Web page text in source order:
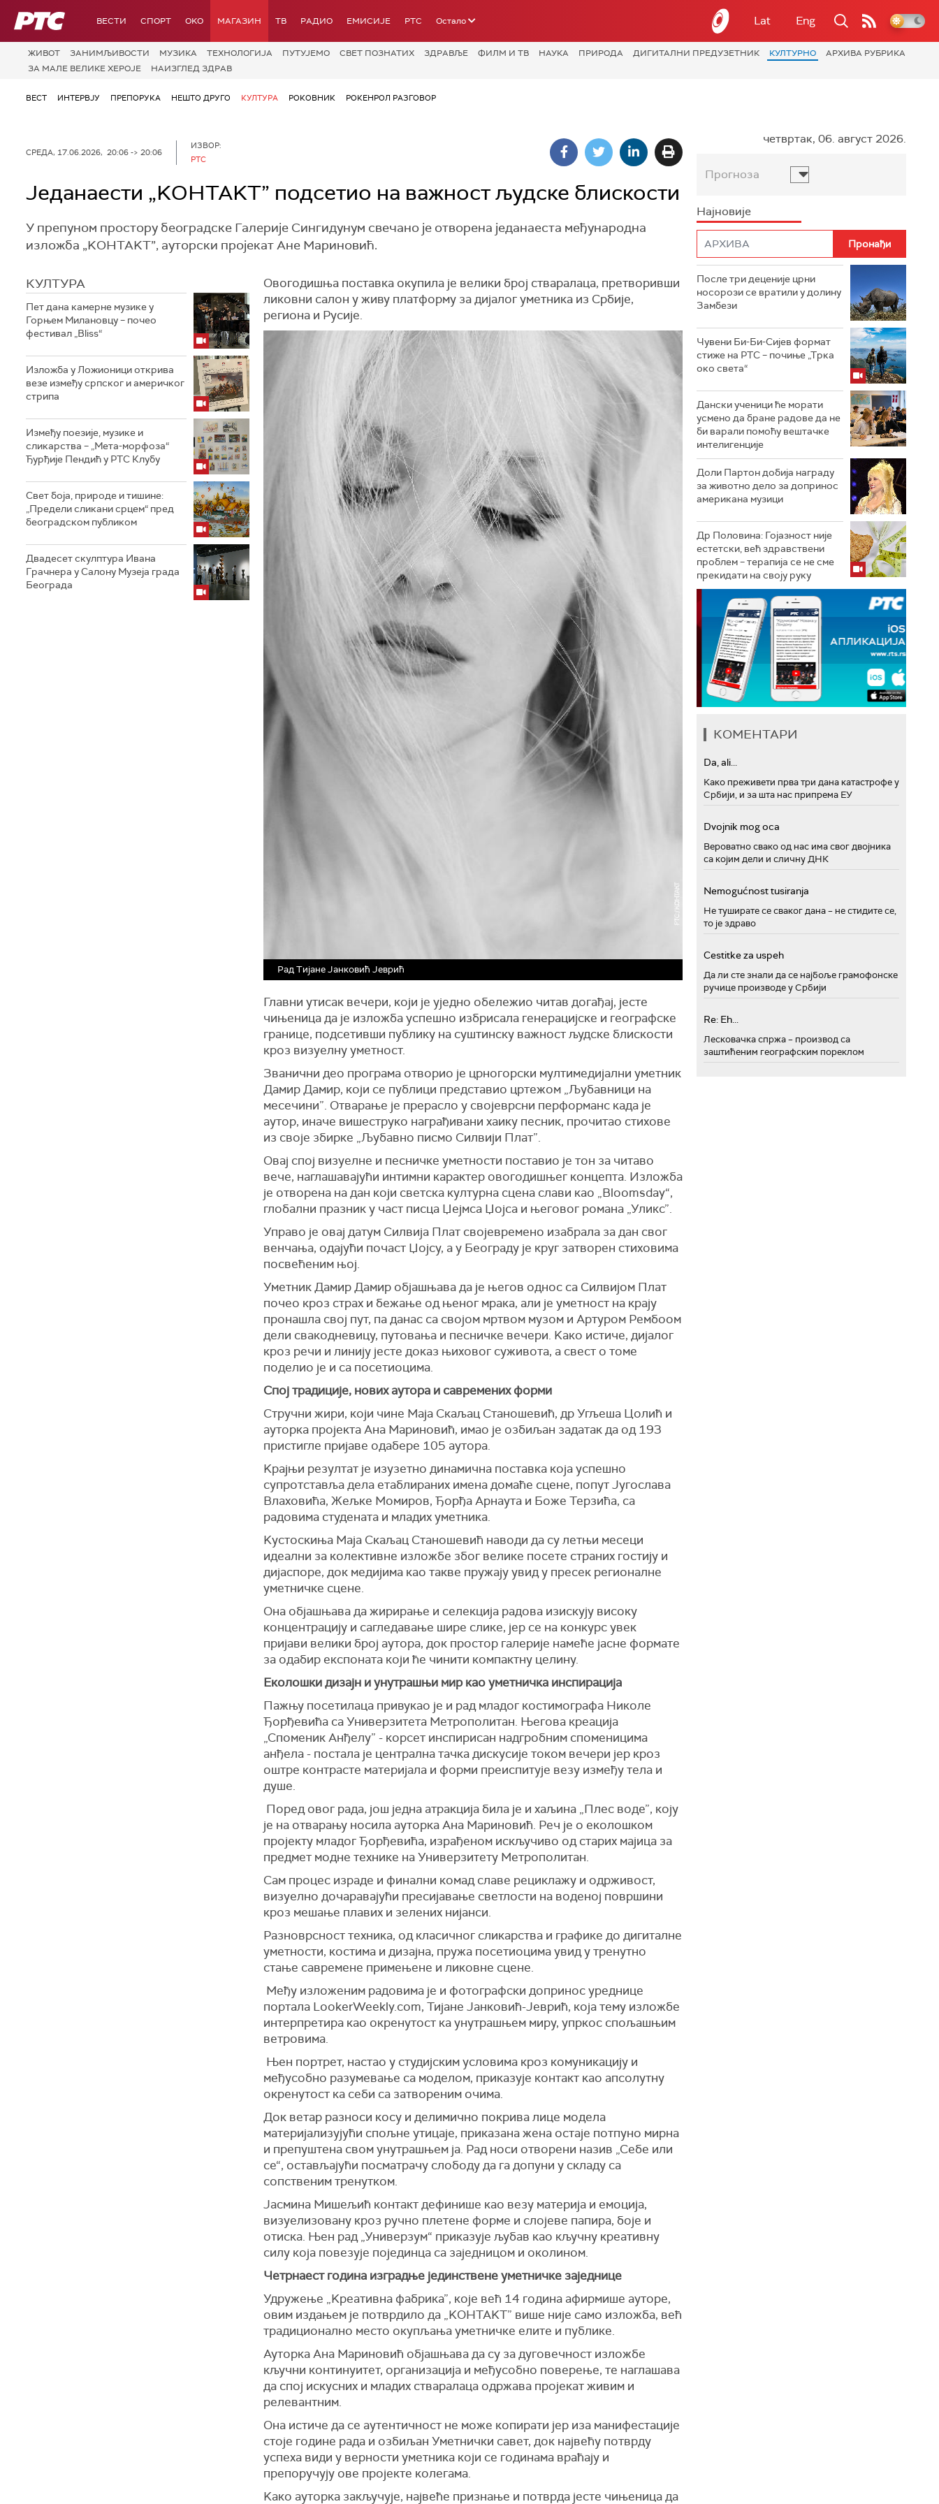
РТС ВЕСТИ СПОРТ OKO МАГАЗИН ТВ РАДИО ЕМИСИЈЕ РТС Остало Lat Eng
ЖИВОТ ЗАНИМЉИВОСТИ МУЗИКА ТЕХНОЛОГИЈA ПУТУЈЕМО СВЕТ ПОЗНАТИХ ЗДРАВЉЕ ФИЛМ И ТВ НАУКА ПРИРОДА ДИГИТАЛНИ ПРЕДУЗЕТНИК КУЛТУРНО
АРХИВА РУБРИКА
ЗА МАЛЕ ВЕЛИКЕ ХЕРОЈЕ
НАИЗГЛЕД ЗДРАВ
ВЕСТ ИНТЕРВЈУ ПРЕПОРУКА НЕШТО ДРУГО КУЛТУРА РОКОВНИК РОКЕНРОЛ РАЗГОВОР
СРЕДА, 17.06.2026, 20:06 -> 20:06
ИЗВОР:
PTC
Једанаести „KОНТАKТ” подсетио на важност људске блискости
У препуном простору београдске Галерије Сингидунум свечано је отворена једанаеста међународна
изложба „KОНТАKТ”, ауторски пројекат Ане Мариновић.
КУЛТУРА
Пет дана камерне музике у
Горњем Милановцу – почео
фестивал „Bliss“
Изложба у Ложионици открива
везе између српског и америчког
стрипа
Између поезије, музике и
сликарства – „Мета-морфоза“
Ђурђије Пендић у РТС Клубу
Свет боја, природе и тишине:
„Предели сликани срцем“ пред
београдском публиком
Двадесет скулптура Ивана
Грачнера у Салону Музеја града
Београда
Овогодишња поставка окупила је велики број стваралаца, претворивши
ликовни салон у живу платформу за дијалог уметника из Србије,
региона и Русије.
Рад Тијане Јанковић Јеврић
Главни утисак вечери, који је уједно обележио читав догађај, јесте
чињеница да је изложба успешно избрисала генерацијске и географске
границе, подсетивши публику на суштинску важност људске блискости
кроз визуелну уметност.
Званични део програма отворио је црногорски мултимедијални уметник
Дамир Дамир, који се публици представио цртежом „Љубавници на
месечини”. Отварање је прерасло у својеврсни перформанс када је
аутор, иначе вишеструко награђивани хаику песник, прочитао стихове
из своје збирке „Љубавно писмо Силвији Плат”.
Овај спој визуелне и песничке уметности поставио је тон за читаво
вече, наглашавајући интимни карактер овогодишњег концепта. Изложба
је отворена на дан који светска културна сцена слави као „Bloomsday“,
глобални празник у част писца Џејмса Џојса и његовог романа „Уликс”.
Управо је овај датум Силвија Плат својевремено изабрала за дан свог
венчања, одајући почаст Џојсу, а у Београду је круг затворен стиховима
посвећеним њој.
Уметник Дамир Дамир објашњава да је његов однос са Силвијом Плат
почео кроз страх и бежање од њеног мрака, али је уметност на крају
пронашла свој пут, па данас са својом мртвом музом и Артуром Рембоом
дели свакодневицу, путовања и песничке вечери. Kако истиче, дијалог
кроз речи и линију јесте доказ њиховог суживота, а свест о томе
поделио је и са посетиоцима.
Спој традиције, нових аутора и савремених форми
Стручни жири, који чине Маја Скаљац Станошевић, др Угљеша Цолић и
ауторка пројекта Ана Мариновић, имао је озбиљан задатак да од 193
пристигле пријаве одабере 105 аутора.
Kрајњи резултат је изузетно динамична поставка која успешно
супротставља дела етаблираних имена домаће сцене, попут Југослава
Влаховића, Жељке Момиров, Ђорђа Арнаута и Боже Терзића, са
радовима студената и младих уметника.
Kустоскиња Маја Скаљац Станошевић наводи да су летњи месеци
идеални за колективне изложбе због велике посете страних гостију и
дијаспоре, док медијима као такве пружају увид у пресек регионалне
уметничке сцене.
Она објашњава да жирирање и селекција радова изискују високу
концентрацију и сагледавање шире слике, јер се на конкурс увек
пријави велики број аутора, док простор галерије намеће јасне формате
за одабир експоната који ће чинити компактну целину.
Еколошки дизајн и унутрашњи мир као уметничка инспирација
Пажњу посетилаца привукао је и рад младог костимографа Николе
Ђорђевића са Универзитета Метрополитан. Његова креација
„Споменик Анђелу” - корсет инспирисан надгробним споменицима
анђела - постала је централна тачка дискусије током вечери јер кроз
оштре контрасте материјала и форми преиспитује везу између тела и
душе.
Поред овог рада, још једна атракција била је и хаљина „Плес воде”, коју
је на отварању носила ауторка Ана Мариновић. Реч је о еколошком
пројекту младог Ђорђевића, израђеном искључиво од старих мајица за
предмет модне технике на Универзитету Метрополитан.
Сам процес израде и финални комад славе рециклажу и одрживост,
визуелно дочаравајући пресијавање светлости на воденој површини
кроз мешање плавих и зелених нијанси.
Разноврсност техника, од класичног сликарства и графике до дигиталне
уметности, костима и дизајна, пружа посетиоцима увид у тренутно
стање савремене примењене и ликовне сцене.
Међу изложеним радовима је и фотографски допринос уреднице
портала LookerWeekly.com, Тијане Јанковић-Јеврић, која тему изложбе
интерпретира као окренутост ка унутрашњем миру, упркос спољашњим
ветровима.
Њен портрет, настао у студијским условима кроз комуникацију и
међусобно разумевање са моделом, приказује контакт као апсолутну
окренутост ка себи са затвореним очима.
Док ветар разноси косу и делимично покрива лице модела
материјализујући спољне утицаје, приказана жена остаје потпуно мирна
и препуштена свом унутрашњем ја. Рад носи отворени назив „Себе или
се“, остављајући посматрачу слободу да га допуни у складу са
сопственим тренутком.
Јасмина Мишељић контакт дефинише као везу материја и емоција,
визуелизовану кроз ручно плетене форме и слојеве папира, боје и
отиска. Њен рад „Универзум“ приказује љубав као кључну креативну
силу која повезује појединца са заједницом и околином.
Четрнаест година изградње јединствене уметничке заједнице
Удружење „Kреативна фабрика”, које већ 14 година афирмише ауторе,
овим издањем је потврдило да „KОНТАKТ” више није само изложба, већ
традиционално место окупљања уметничке елите и публике.
Ауторка Ана Мариновић објашњава да су за дуговечност изложбе
кључни континуитет, организација и међусобно поверење, те наглашава
да спој искусних и младих стваралаца одржава пројекат живим и
релевантним.
Она истиче да се аутентичност не може копирати јер иза манифестације
стоје године рада и озбиљан Уметнички савет, док највећу потврду
успеха види у верности уметника који се годинама враћају и
препоручују ове пројекте колегама.
Kако ауторка закључује, највеће признање и потврда јесте чињеница да
четвртак, 06. август 2026.
Прогноза
Најновије
После три деценије црни
носорози се вратили у долину
Замбези
Чувени Би-Би-Сијев формат
стиже на РТС – почиње „Трка
око света“
Дански ученици ће морати
усмено да бране радове да не
би варали помоћу вештачке
интелигенције
Доли Партон добија награду
за животно дело за допринос
американа музици
Др Половина: Гојазност није
естетски, већ здравствени
проблем – терапија се не сме
прекидати на своју руку
КОМЕНТАРИ
Da, ali...
Како преживети прва три дана катастрофе у
Србији, и за шта нас припрема ЕУ
Dvojnik mog oca
Вероватно свако од нас има свог двојника
са којим дели и сличну ДНК
Nemogućnost tusiranja
Не туширате се сваког дана – не стидите се,
то је здраво
Cestitke za uspeh
Да ли сте знали да се најбоље грамофонске
ручице производе у Србији
Re: Eh...
Лесковачка спржа – производ са
заштићеним географским пореклом